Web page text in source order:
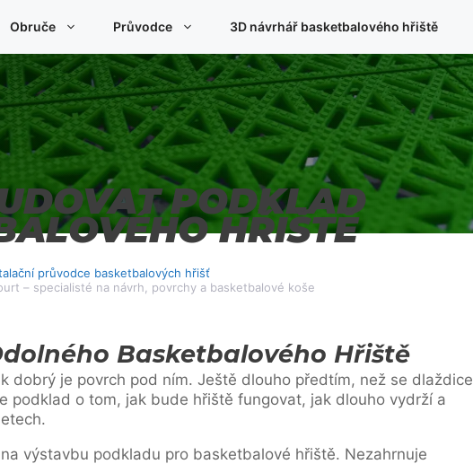
Obruče Průvodce 3D návrhář basketbalového hřiště
PODKLAD
HŘIŠTĚ
průvodce basketbalových hřišť
– specialisté na návrh, povrchy a basketbalové koše
Basketbalového Hřiště
dobrý je povrch pod ním. Ještě dlouho předtím, než se dlaždice
podklad o tom, jak bude hřiště fungovat, jak dlouho vydrží a
výstavbu podkladu pro basketbalové hřiště. Nezahrnuje